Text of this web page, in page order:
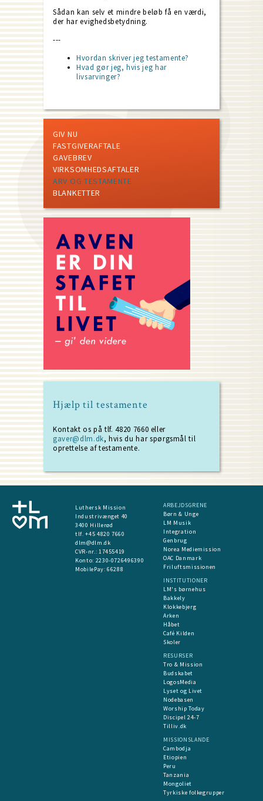
Sådan kan selv et mindre beløb få en værdi,
der har evighedsbetydning.
---
Hvordan skriver jeg testamente?
Hvad gør jeg, hvis jeg har
livsarvinger?
GIV NU
FASTGIVERAFTALE
GAVEBREV
VIRKSOMHEDSAFTALER
ARV OG TESTAMENTE
BLANKETTER
Hjælp til testamente
Kontakt os på tlf. 4820 7660 eller
gaver@dlm.dk, hvis du har spørgsmål til
oprettelse af testamente.
Luthersk Mission
Industrivænget 40
3400 Hillerød
tlf. +45 4820 7660
dlm@dlm.dk
CVR-nr.: 17455419
​Konto: 2230-0726496390
MobilePay:66288
ARBEJDSGRENE
Børn & Unge
LM Musik
Integration
Genbrug
Norea Mediemission
OAC Danmark
Friluftsmissionen
INSTITUTIONER
LM's børnehus
Bakkely
Klokkebjerg
Arken
Håbet
Café Kilden
Skoler
RESURSER
Tro & Mission
Budskabet
LogosMedia
Lyset og Livet
Nodebasen
Worship Today
Discipel 24-7
Tilliv.dk
MISSIONSLANDE
Cambodja
Etiopien
Peru
Tanzania
Mongoliet
Tyrkiske folkegrupper